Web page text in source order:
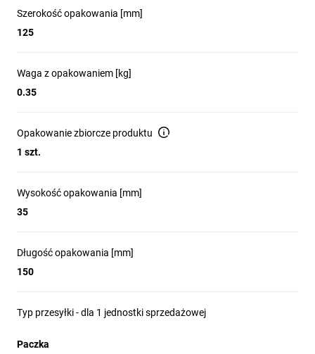
Szerokość opakowania [mm]
125
Waga z opakowaniem [kg]
0.35
Opakowanie zbiorcze produktu
1 szt.
Wysokość opakowania [mm]
35
Długość opakowania [mm]
150
Typ przesyłki - dla 1 jednostki sprzedażowej
Paczka